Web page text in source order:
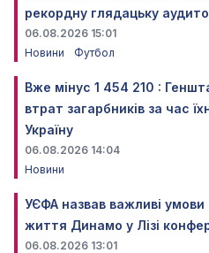
рекордну глядацьку
06.08.2026 15:01
Новини
Футбол
Вже мінус 1 454 210 :
втрат загарбників за час
Україну
06.08.2026 14:04
Новини
УЄФА назвав важливі
життя Динамо у Лізі
06.08.2026 13:01